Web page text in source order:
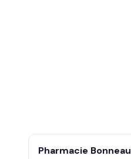
Pharmacie Bonneau